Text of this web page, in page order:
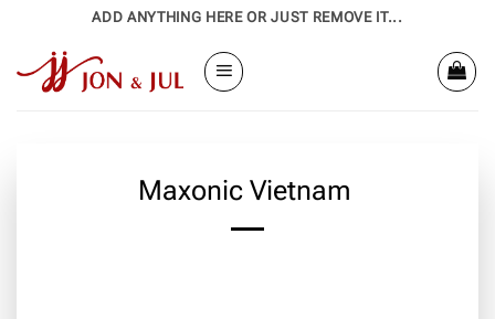
nội
ADD ANYTHING HERE OR JUST REMOVE IT...
Maxonic Vietnam